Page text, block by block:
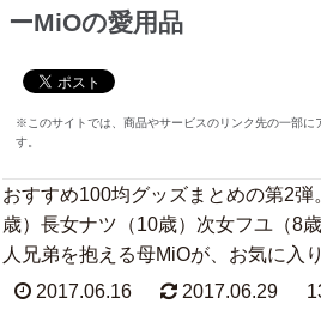
ーMiOの愛用品
※このサイトでは、商品やサービスのリンク先の一部に
す。
おすすめ100均グッズまとめの第2
歳）長女ナツ（10歳）次女フユ（8
人兄弟を抱える母MiOが、お気に入
2017.06.16
2017.06.29